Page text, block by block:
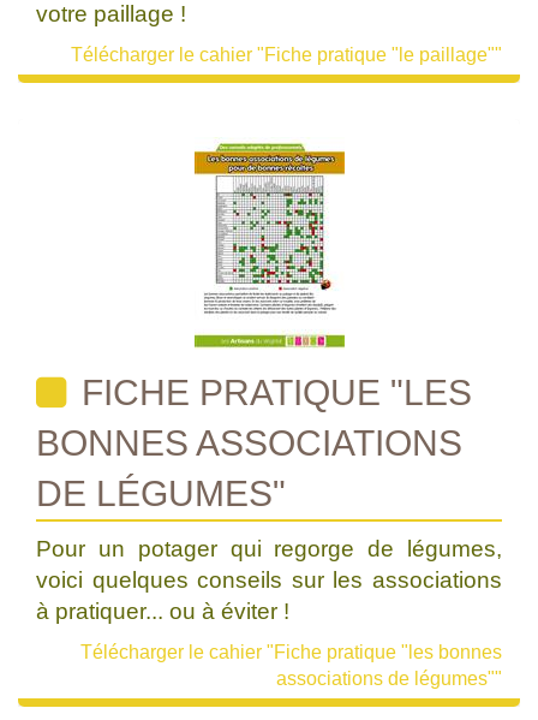
votre paillage !
Télécharger le cahier "Fiche pratique "le paillage""
FICHE PRATIQUE "LES
BONNES ASSOCIATIONS
DE LÉGUMES"
Pour un potager qui regorge de légumes,
voici quelques conseils sur les associations
à pratiquer... ou à éviter !
Télécharger le cahier "Fiche pratique "les bonnes
associations de légumes""